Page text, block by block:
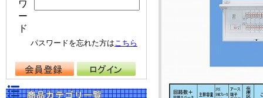
ワ
ー
ド
パスワードを忘れた方はこちら